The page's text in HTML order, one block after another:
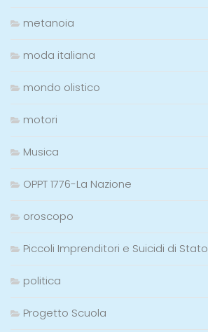
metanoia
moda italiana
mondo olistico
motori
Musica
OPPT 1776-La Nazione
oroscopo
Piccoli Imprenditori e Suicidi di Stato
politica
Progetto Scuola